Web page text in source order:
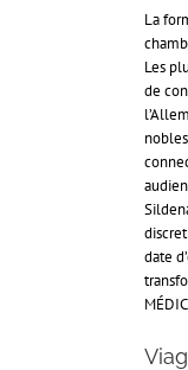
La
Les
de
date